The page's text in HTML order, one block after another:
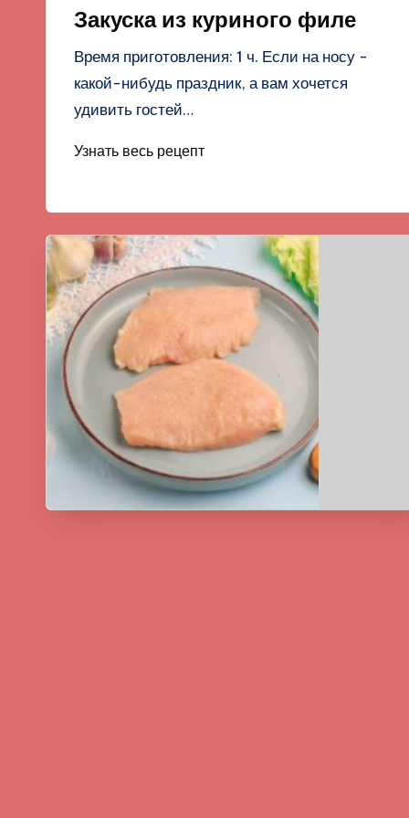
Закуска из куриного филе
Время приготовления: 1 ч. Если на носу -
какой-нибудь праздник, а вам хочется
удивить гостей…
Узнать весь рецепт